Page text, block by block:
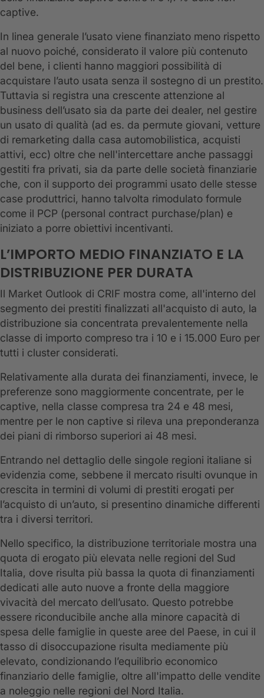
captive.
In linea generale l’usato viene finanziato meno rispetto
al nuovo poiché, considerato il valore più contenuto
del bene, i clienti hanno maggiori possibilità di
acquistare l’auto usata senza il sostegno di un prestito.
Tuttavia si registra una crescente attenzione al
business dell’usato sia da parte dei dealer, nel gestire
un usato di qualità (ad es. da permute giovani, vetture
di remarketing dalla casa automobilistica, acquisti
attivi, ecc) oltre che nell'intercettare anche passaggi
gestiti fra privati, sia da parte delle società finanziarie
che, con il supporto dei programmi usato delle stesse
case produttrici, hanno talvolta rimodulato formule
come il PCP (personal contract purchase/plan) e
iniziato a porre obiettivi incentivanti.
L’IMPORTO MEDIO FINANZIATO E LA
DISTRIBUZIONE PER DURATA
Il Market Outlook di CRIF mostra come, all'interno del
segmento dei prestiti finalizzati all'acquisto di auto, la
distribuzione sia concentrata prevalentemente nella
classe di importo compreso tra i 10 e i 15.000 Euro per
tutti i cluster considerati.
Relativamente alla durata dei finanziamenti, invece, le
preferenze sono maggiormente concentrate, per le
captive, nella classe compresa tra 24 e 48 mesi,
mentre per le non captive si rileva una preponderanza
dei piani di rimborso superiori ai 48 mesi.
Entrando nel dettaglio delle singole regioni italiane si
evidenzia come, sebbene il mercato risulti ovunque in
crescita in termini di volumi di prestiti erogati per
l’acquisto di un’auto, si presentino dinamiche differenti
tra i diversi territori.
Nello specifico, la distribuzione territoriale mostra una
quota di erogato più elevata nelle regioni del Sud
Italia, dove risulta più bassa la quota di finanziamenti
dedicati alle auto nuove a fronte della maggiore
vivacità del mercato dell’usato. Questo potrebbe
essere riconducibile anche alla minore capacità di
spesa delle famiglie in queste aree del Paese, in cui il
tasso di disoccupazione risulta mediamente più
elevato, condizionando l’equilibrio economico
finanziario delle famiglie, oltre all'impatto delle vendite
a noleggio nelle regioni del Nord Italia.